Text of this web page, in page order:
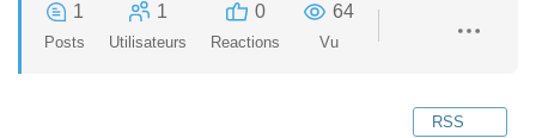
1
Posts
1
Utilisateurs
0
Reactions
64
Vu
RSS